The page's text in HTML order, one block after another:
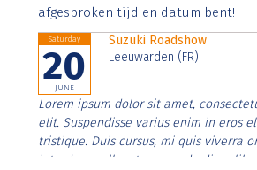
afgesproken tijd en datum bent!
Saturday
20
JUNE
Suzuki Roadshow
Leeuwarden (FR)
Lorem ipsum dolor sit amet,
elit. Suspendisse varius enim in eros
tristique. Duis cursus, mi quis viverra
interdum nulla, ut commodo diam